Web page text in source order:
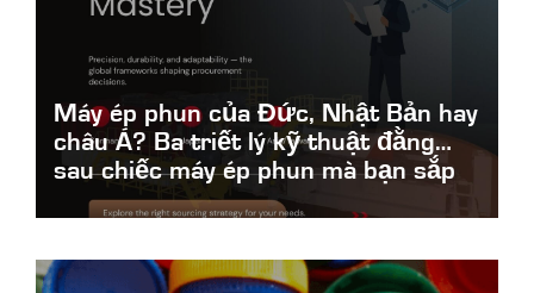
Máy ép phun của Đức, Nhật Bản hay
châu Á? Ba triết lý kỹ thuật đằng
sau chiếc máy ép phun mà bạn sắp
lựa chọn
German-Japanese-or-Asian